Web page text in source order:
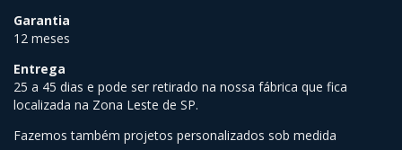
Garantia
12 meses
Entrega
25 a 45 dias e pode ser retirado na nossa fábrica que fica
localizada na Zona Leste de SP.
Fazemos também projetos personalizados sob medida